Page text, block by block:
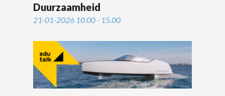
Duurzaamheid
21-01-2026 10.00 - 15.00